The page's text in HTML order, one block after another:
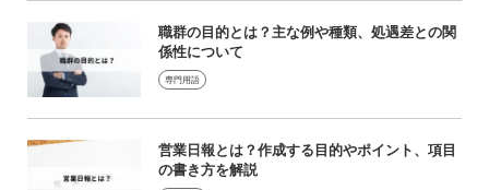
職群の目的とは？主な例や種類、処遇差との関
係性について
専門用語
営業日報とは？作成する目的やポイント、項目
の書き方を解説